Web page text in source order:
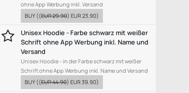
ohne App Werbung inkl. Versand
BUY ((EUR 29.90) EUR 23.90)
Unisex Hoodie - Farbe schwarz mit weißer
Schrift ohne App Werbung inkl. Name und
Versand
Unisex Hoodie - in der Farbe schwarz mit weißer
Schrift ohne App Werbung inkl. Name und Versand
BUY ((EUR 44.90) EUR 39.90)